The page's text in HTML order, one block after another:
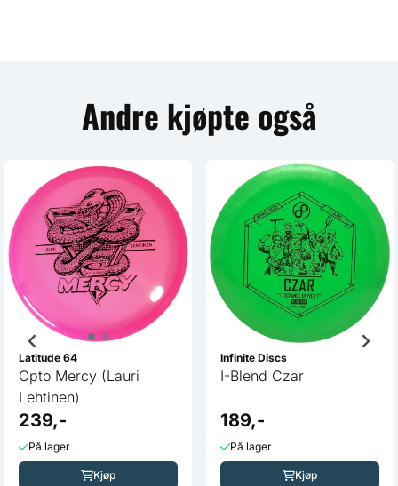
Andre kjøpte også
Latitude 64
Opto Mercy (Lauri
Lehtinen)
239,-
På lager
Kjøp
Infinite Discs
I-Blend Czar
189,-
På lager
Kjøp